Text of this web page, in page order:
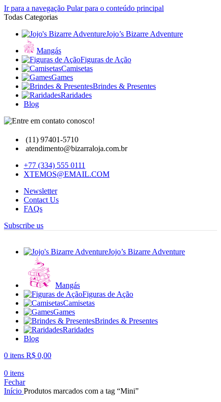
Ir para a navegação Pular para o conteúdo principal
Todas Categorias
Jojo’s Bizarre Adventure
Mangás
Figuras de Ação
Camisetas
Games
Brindes & Presentes
Raridades
Blog
(11) 97401-5710
atendimento@bizarraloja.com.br
+77 (334) 555 0111
XTEMOS@EMAIL.COM
Newsletter
Contact Us
FAQs
Subscribe us
Jojo’s Bizarre Adventure
Mangás
Figuras de Ação
Camisetas
Games
Brindes & Presentes
Raridades
Blog
0 itens R$ 0,00
0 itens
Fechar
Início Produtos marcados com a tag “Mini”